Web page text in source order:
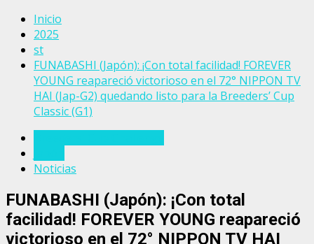
Inicio
2025
st
FUNABASHI (Japón): ¡Con total facilidad! FOREVER
YOUNG reapareció victorioso en el 72° NIPPON TV
HAI (Jap-G2) quedando listo para la Breeders’ Cup
Classic (G1)
Noticias
FUNABASHI (Japón): ¡Con total
facilidad! FOREVER YOUNG reapareció
victorioso en el 72° NIPPON TV HAI